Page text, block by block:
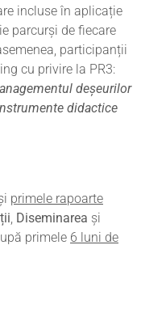
incluse în aplicație
parcurși de fiecare
participanții
cu privire la PR3:
deșeurilor
didactice
primele rapoarte
, Diseminarea și
primele 6 luni de